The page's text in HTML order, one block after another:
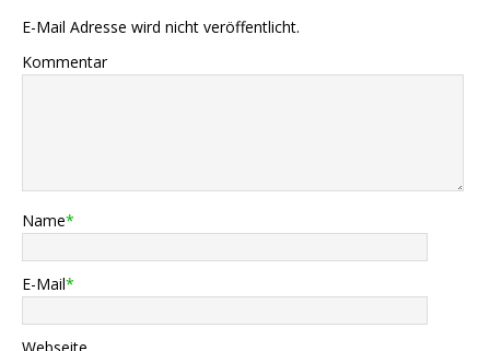
E-Mail Adresse wird nicht veröffentlicht.
Kommentar
Name*
E-Mail*